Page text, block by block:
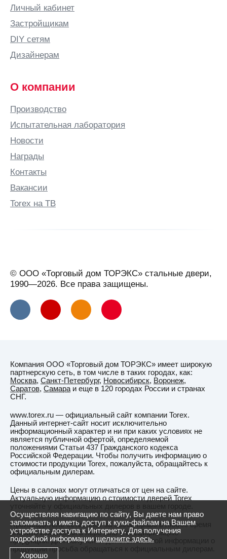
Личный кабинет
Застройщикам
DIY сетям
Дизайнерам
О компании
Производство
Испытательная лаборатория
Новости
Награды
Контакты
Вакансии
Torex на ТВ
© ООО «Торговый дом ТОРЭКС» стальные двери,
1990—2026. Все права защищены.
Компания ООО «Торговый дом ТОРЭКС» имеет широкую
партнерскую сеть, в том числе в таких городах, как:
Москва, Санкт-Петербург, Новосибирск, Воронеж,
Саратов, Самараи еще в 120 городах России и странах
СНГ.
www.torex.ru — официальный сайт компании Torex.
Данный интернет-сайт носит исключительно
информационный характер и ни при каких условиях не
является публичной офертой, определяемой
положениями Статьи 437 Гражданского кодекса
Российской Федерации. Чтобы получить информацию о
стоимости продукции Torex, пожалуйста, обращайтесь к
официальным дилерам.
Цены в салонах могут отличаться от цен на сайте.
Актуальную информацию о стоимости дверей Torex
Производитель оставляет за собой право в любое время
вносить изменения в перечень и спецификацию
продукции. Для получения действительной информации о
продукции просьба обращаться к официальным дилерам.
Осуществляя навигацию по сайту, Вы даете нам право
запоминать и иметь доступ к куки-файлам на Вашем
устройстве доступа к Интернету. Для получения
подробной информации щелкните здесь.
Хорошо